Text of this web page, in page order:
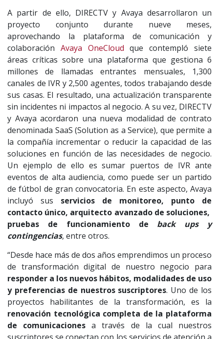
A partir de ello, DIRECTV y Avaya desarrollaron un
proyecto conjunto durante nueve meses,
aprovechando la plataforma de comunicación y
colaboración Avaya OneCloud que contempló siete
áreas críticas sobre una plataforma que gestiona 6
millones de llamadas entrantes mensuales, 1,300
canales de IVR y 2,500 agentes, todos trabajando desde
sus casas. El resultado, una actualización transparente
sin incidentes ni impactos al negocio. A su vez, DIRECTV
y Avaya acordaron una nueva modalidad de contrato
denominada SaaS (Solution as a Service), que permite a
la compañía incrementar o reducir la capacidad de las
soluciones en función de las necesidades de negocio.
Un ejemplo de ello es sumar puertos de IVR ante
eventos de alta audiencia, como puede ser un partido
de fútbol de gran convocatoria. En este aspecto, Avaya
incluyó sus servicios de monitoreo, punto de
contacto único, arquitecto avanzado de soluciones,
pruebas de funcionamiento de back ups y
contingencias, entre otros.
“Desde hace más de dos años emprendimos un proceso
de transformación digital de nuestro negocio para
responder a los nuevos hábitos, modalidades de uso
y preferencias de nuestros suscriptores. Uno de los
proyectos habilitantes de la transformación, es la
renovación tecnológica completa de la plataforma
de comunicaciones a través de la cual nuestros